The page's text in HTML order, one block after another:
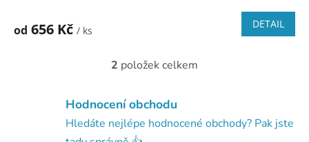
od 656 Kč / ks
DETAIL
O
á
d
2 položek celkem
Hodnocení obchodu
Hledáte nejlépe hodnocené obchody? Pak jste